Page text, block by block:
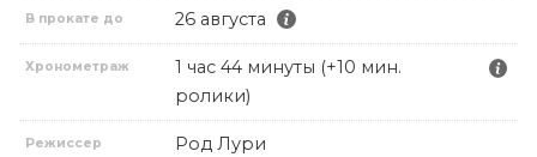
В прокате до 26 августа
Хронометраж
1 час 44 минуты (+10 мин.
ролики)
Режиссер Род Лури